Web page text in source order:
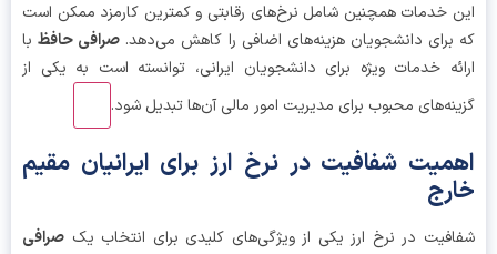
خدمات همچنین شامل نرخ‌های رقابتی و کمترین کارمزد ممکن است
دانشجویان هزینه‌های اضافی را کاهش می‌دهد.صرافی حافظ با
خدمات ویژه برای دانشجویان ایرانی، توانسته است به یکی از
محبوب برای مدیریت امور مالی آن‌ها تبدیل شود.
شفافیت در نرخ ارز برای ایرانیان مقیم
در نرخ ارز یکی از ویژگی‌های کلیدی برای انتخاب یکصرافی